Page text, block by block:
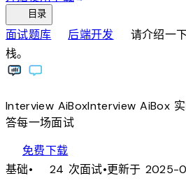
目录
面试题库chevron_right后端开发chevron_right
请介绍一
栈。
Interview AiBoxInterviewAiBox实
答每一场面试
免费下载
基础• 24 次面试•更新于 2025-